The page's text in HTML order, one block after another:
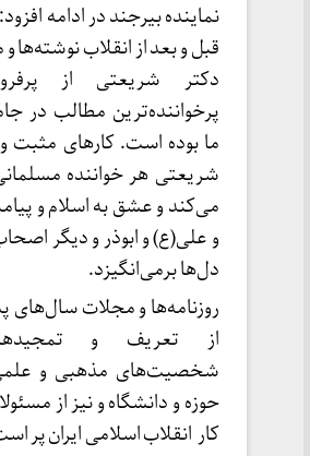
نماینده بیرجند در ادامه
قبل و بعد از انقلاب نوشته‌ها
دکتر شریعتی از
پرخواننده‌ترین مطالب در
ما بوده است. کارهای مثبت و
شریعتی هر خواننده
می‌کند و عشق به اسلام و
و علی(ع) و ابوذر و دیگر
دل‌ها برمی‌انگیزد.
روزنامه‌ها و مجلات سال‌های
از تعریف و
شخصیت‌های مذهبی و
حوزه و دانشگاه و نیز از
کار انقلاب اسلامی ایران پر